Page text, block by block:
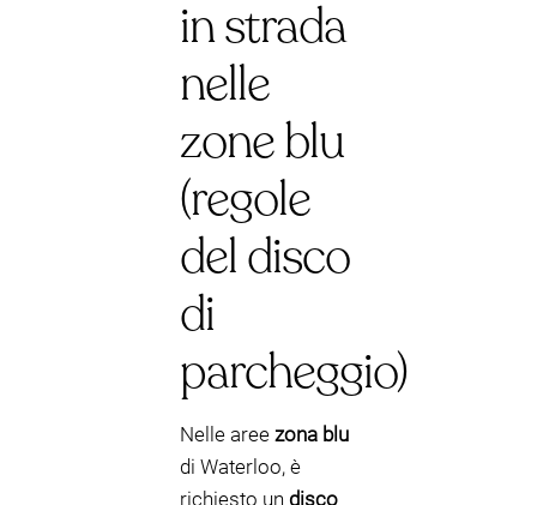
in strada
nelle
zone blu
(regole
del disco
di
parcheggio)
Nelle aree zona blu
di Waterloo, è
richiesto un disco